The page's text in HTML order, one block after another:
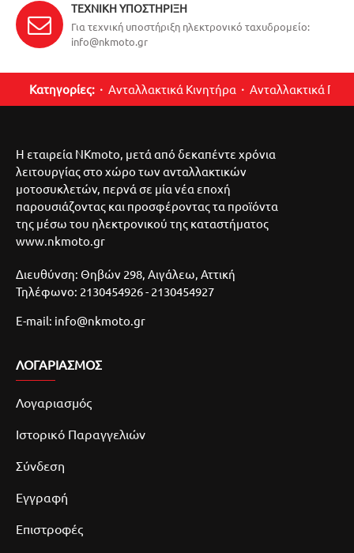
ΤΕΧΝΙΚΉ ΥΠΟΣΤΉΡΙΞΗ
Για τεχνική υποστήριξη ηλεκτρονικό ταχυδρομείο:
info@nkmoto.gr
Κατηγορίες: Ανταλλακτικά Κινητήρα Ανταλλακτικά
Η εταιρεία NKmoto, μετά από δεκαπέντε χρόνια
λειτουργίας στο χώρο των ανταλλακτικών
μοτοσυκλετών, περνά σε μία νέα εποχή
παρουσιάζοντας και προσφέροντας τα προϊόντα
της μέσω του ηλεκτρονικού της καταστήματος
www.nkmoto.gr
Διευθύνση: Θηβών 298, Αιγάλεω, Αττική
Τηλέφωνο: 2130454926 - 2130454927
E-mail: info@nkmoto.gr
ΛΟΓΑΡΙΑΣΜΌΣ
Λογαριασμός
Ιστορικό Παραγγελιών
Σύνδεση
Εγγραφή
Επιστροφές